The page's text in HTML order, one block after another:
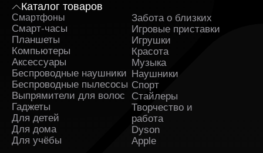
Каталог товаров
Смартфоны
Смарт-часы
Планшеты
Компьютеры
Аксессуары
Беспроводные наушники
Беспроводные пылесосы
Выпрямители для волос
Гаджеты
Для детей
Для дома
Для учёбы
Забота о близких
Игровые приставки
Игрушки
Красота
Музыка
Наушники
Спорт
Стайлеры
Творчество и
работа
Dyson
Apple